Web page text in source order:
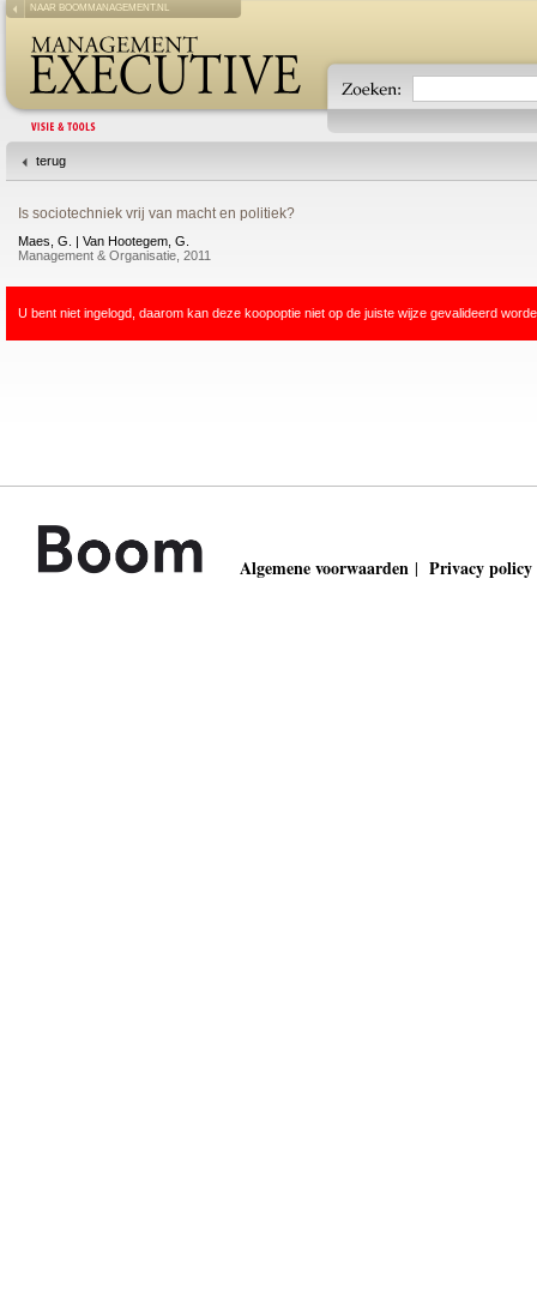
NAAR BOOMMANAGEMENT.NL
terug
Is sociotechniek vrij van macht en politiek?
Maes, G. | Van Hootegem, G.
Management & Organisatie, 2011
U bent niet ingelogd, daarom kan deze koopoptie niet op de juiste wijze gevalideerd
Algemene voorwaarden | Privacy policy